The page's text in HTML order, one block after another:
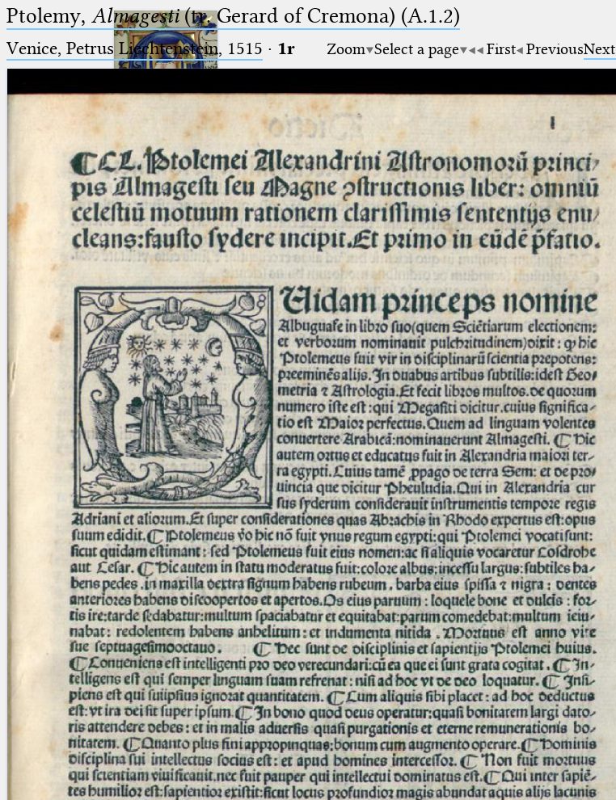
Ptolemaeus
Arabus et Latinus
(the underscore) is the placeholder
for exactly one character.
(the percent sign) is the
placeholder for no, one or more
than one character.
(two percent signs) is the
placeholder for no, one or more
than one character, but not for
blank space (so that a search ends
at word boundaries).
🔎︎
Start
Project
Team
News
Jobs
Publications
Conference
Arabic Works
Arabic Manuscripts
Latin Works
Latin Manuscripts
Latin Early Prints
Images
Texts
betaGlossary
Resources
Licenses·FAQ·Contact·
Impressum·Privacy· 2013
Print 🖨
Ptolemy, Almagesti(tr. Gerard of Cremona) (A.1.2)
Venice, Petrus Liechtenstein, 1515 · 1r Zoom Select a page First PreviousNext